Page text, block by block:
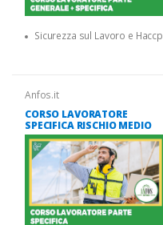
Sicurezza sul Lavoro e Haccp
Anfos.it
CORSO LAVORATORE
SPECIFICA RISCHIO MEDIO